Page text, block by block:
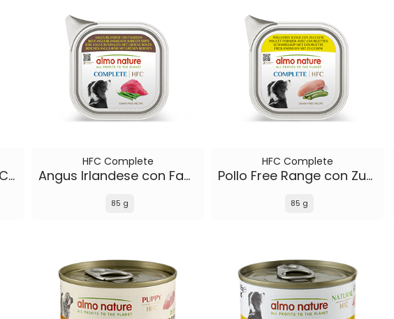
Agnello Islandese con Carote
HFC Complete
Angus Irlandese con Fagiolini
85 g
HFC Complete
Pollo Free Range con Zucchine
85 g